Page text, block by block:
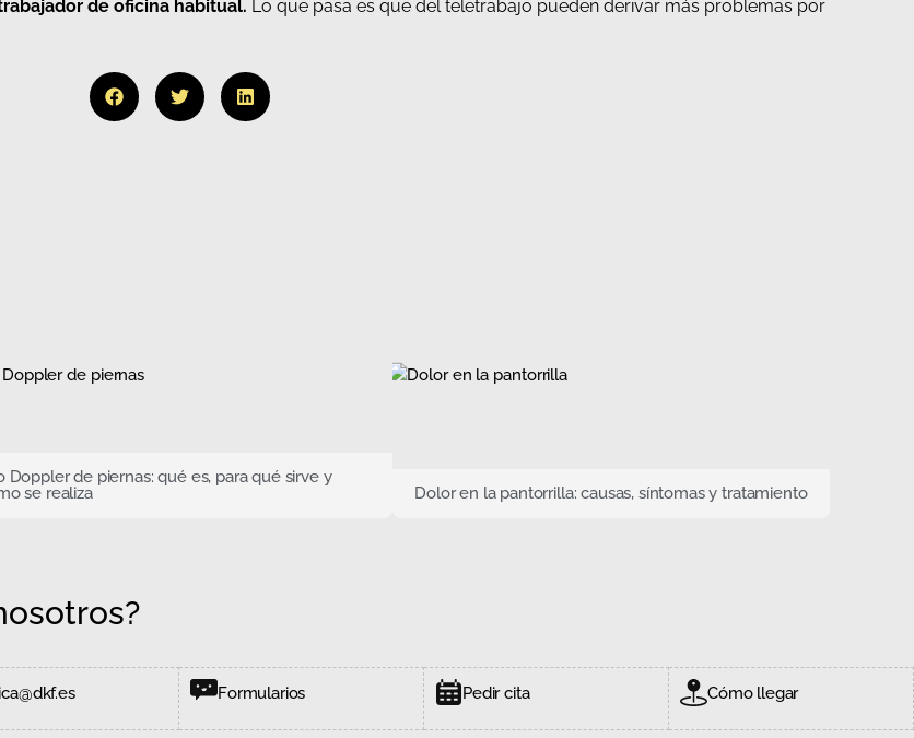
de oficina habitual. Lo que pasa es que del teletrabajo pueden derivar más problemas por
Doppler de piernas: qué es, para qué sirve y
se realiza
Dolor en la pantorrilla: causas, síntomas y tratamiento
Formularios Pedir cita Cómo llegar